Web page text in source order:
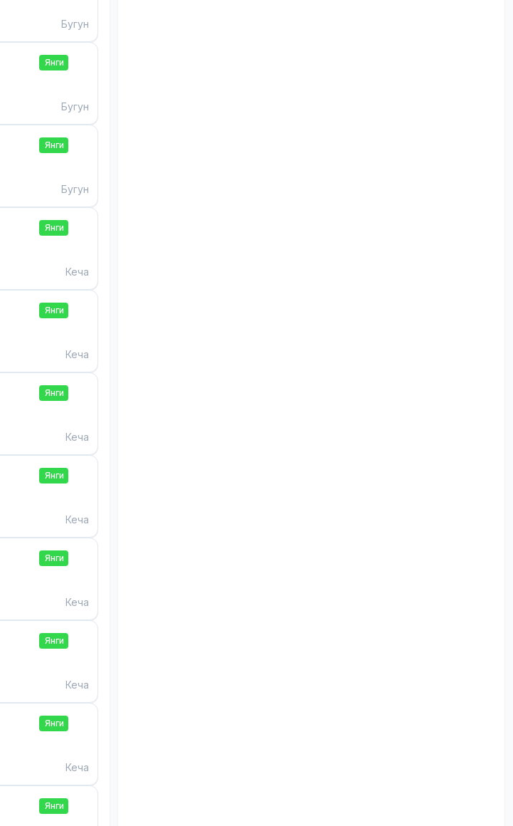
Бугун
Янги
Бугун
Янги
Бугун
Янги
Кеча
Янги
Кеча
Янги
Кеча
Янги
Кеча
Янги
Кеча
Янги
Кеча
Янги
Кеча
Янги